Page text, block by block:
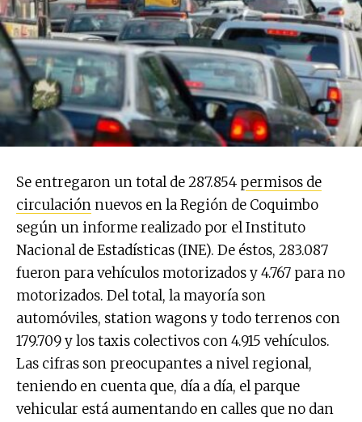
Se entregaron un total de 287.854 permisos de
circulación nuevos en la Región de Coquimbo
según un informe realizado por el Instituto
Nacional de Estadísticas (INE). De éstos, 283.087
fueron para vehículos motorizados y 4.767 para no
motorizados. Del total, la mayoría son
automóviles, station wagons y todo terrenos con
179.709 y los taxis colectivos con 4.915 vehículos.
Las cifras son preocupantes a nivel regional,
teniendo en cuenta que, día a día, el parque
vehicular está aumentando en calles que no dan